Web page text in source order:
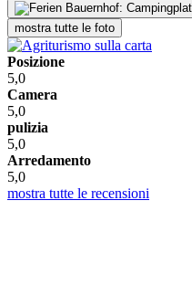
mostra tutte le foto
Posizione
5,0
Camera
5,0
pulizia
5,0
Arredamento
5,0
mostra tutte le recensioni